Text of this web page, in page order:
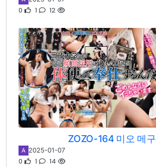
0 1 12
ZOZO-164 미오 메구
A 2025-01-07
0 1 14